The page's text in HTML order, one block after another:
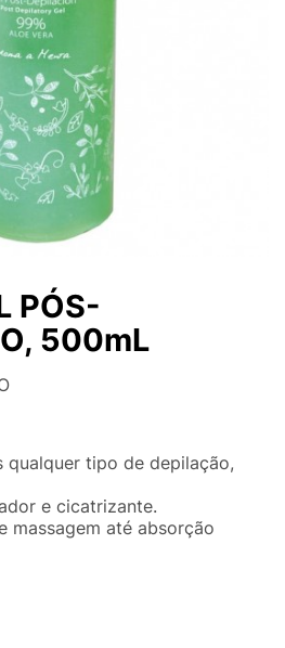
PÓS-
500mL
qualquer tipo de depilação,
e cicatrizante.
massagem até absorção